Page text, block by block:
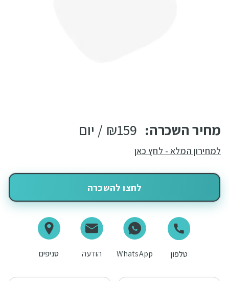
מחיר השכרה: ₪159 / יום
למחירון המלא - לחץ כאן
לחצו להשכרה
טלפון WhatsApp הודעה סניפים